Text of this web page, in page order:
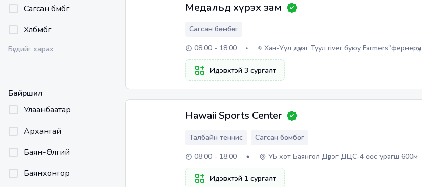
Сагсан бөмбөг
Хөлбөмбөг
Бүгдийг харах
Байршил
Улаанбаатар
Архангай
Баян-Өлгий
Баянхонгор
Медальд хүрэх зам
Сагсан бөмбөг
08:00 - 18:00
Хан-Уул дүүрэг Туул river буюу Farmers"фермерүүд
зах"тай байрны спорт заал
Идэвхтэй 3 сургалт
Hawaii Sports Center
Талбайн теннис
Сагсан бөмбөг
08:00 - 18:00
УБ хот Баянгол Дүүрэг ДЦС-4 өөс урагш 600м
Идэвхтэй 1 сургалт